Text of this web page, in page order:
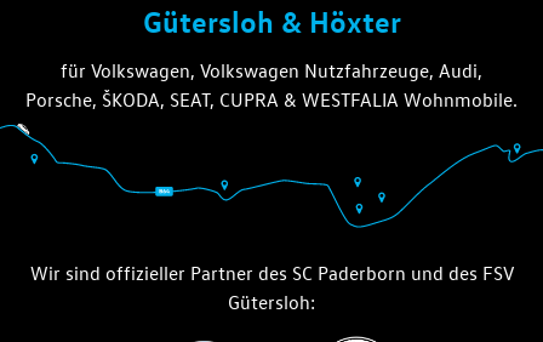
Gütersloh & Höxter
für Volkswagen, Volkswagen Nutzfahrzeuge, Audi,
Porsche, ŠKODA, SEAT, CUPRA & WESTFALIA Wohnmobile.
Wir sind offizieller Partner des SC Paderborn und des FSV
Gütersloh: